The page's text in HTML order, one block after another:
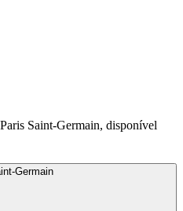
Saint-Germain, disponível
Germain